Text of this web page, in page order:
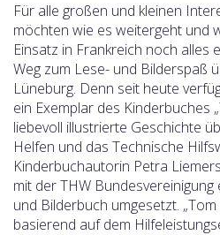
Für alle großen und kleinen
möchten wie es weitergeht und
Einsatz in Frankreich noch alles
Weg zum Lese- und Bilderspaß
Lüneburg. Denn seit heute
ein Exemplar des Kinderbuches
liebevoll illustrierte Geschichte
Helfen und das Technische
Kinderbuchautorin Petra
mit der THW Bundesvereinigung
und Bilderbuch umgesetzt.
basierend auf dem